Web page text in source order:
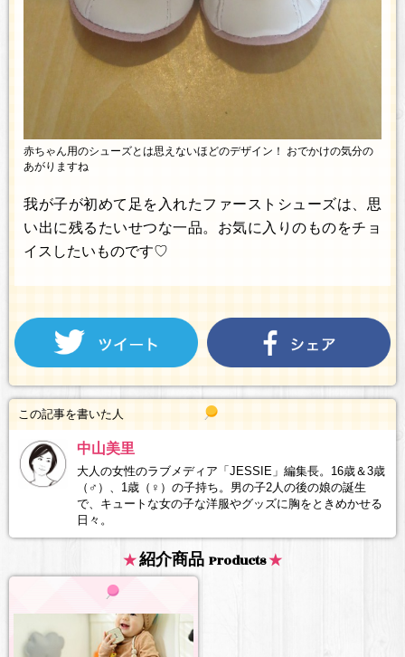
赤ちゃん用のシューズとは思えないほどのデザイン！ おでかけの気分の
あがりますね
我が子が初めて足を入れたファーストシューズは、思
い出に残るたいせつな一品。お気に入りのものをチョ
イスしたいものです♡
この記事を書いた人
中山美里
大人の女性のラブメディア「JESSIE」編集長。16歳＆3歳
（♂）、1歳（♀）の子持ち。男の子2人の後の娘の誕生
で、キュートな女の子な洋服やグッズに胸をときめかせる
日々。
紹介商品 Products